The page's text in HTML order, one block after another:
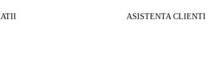
ASISTENTA CLIENTI